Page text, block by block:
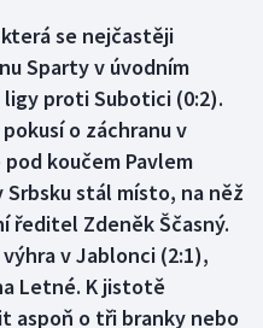
se nejčastěji
Sparty v úvodním
proti Subotici (0:2).
o záchranu v
koučem Pavlem
stál místo, na něž
ředitel Zdeněk Ščasný.
v Jablonci (2:1),
Letné. K jistotě
aspoň o tři branky nebo